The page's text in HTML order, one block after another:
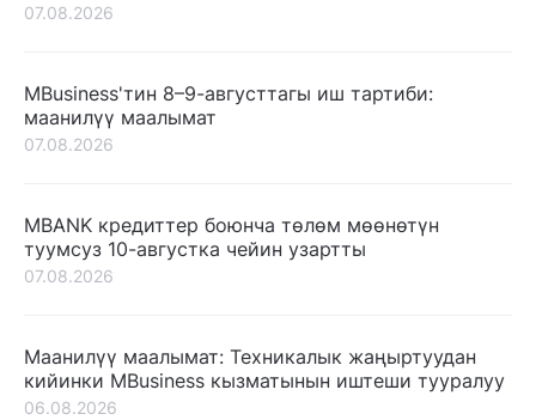
07.08.2026
MBusiness'тин 8–9-августтагы иш тартиби:
маанилүү маалымат
07.08.2026
MBANK кредиттер боюнча төлөм мөөнөтүн
туумсуз 10-августка чейин узартты
07.08.2026
Маанилүү маалымат: Техникалык жаңыртуудан
кийинки MBusiness кызматынын иштеши тууралуу
06.08.2026